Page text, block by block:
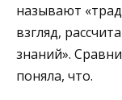
называют
взгляд,
знаний».
поняла, что.